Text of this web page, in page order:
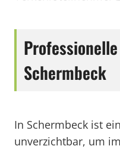
Schermbeck
In Schermbeck ist
unverzichtbar, um